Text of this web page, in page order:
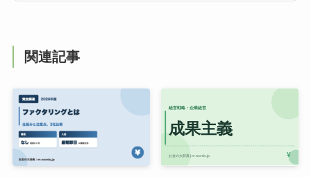
関連記事